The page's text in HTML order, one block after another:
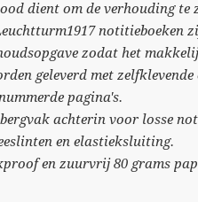
dient om de verhouding te
notitieboeken
zodat het
geleverd met
pagina's.
achterin voor losse
en elastieksluiting.
en zuurvrij 80 grams